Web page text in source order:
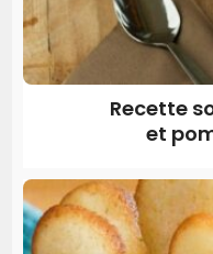
Recette
et